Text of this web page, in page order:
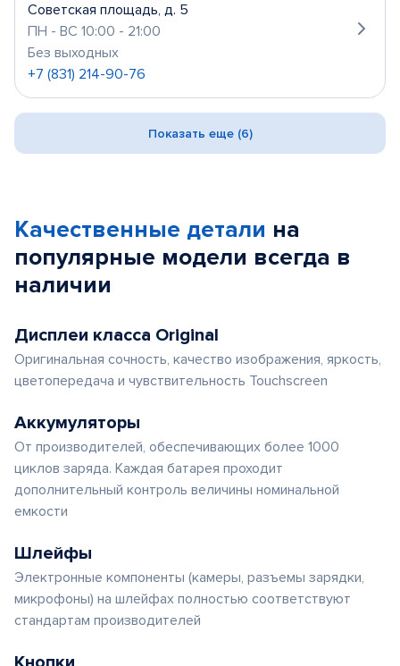
Советская площадь, д. 5
ПН - ВС 10:00 - 21:00
Без выходных
+7 (831) 214-90-76
Показать еще (6)
Качественные детали на
популярные модели всегда в
наличии
Дисплеи класса Original
Оригинальная сочность, качество изображения, яркость,
цветопередача и чувствительность Touchscreen
Аккумуляторы
От производителей, обеспечивающих более 1000
циклов заряда. Каждая батарея проходит
дополнительный контроль величины номинальной
емкости
Шлейфы
Электронные компоненты (камеры, разъемы зарядки,
микрофоны) на шлейфах полностью соответствуют
стандартам производителей